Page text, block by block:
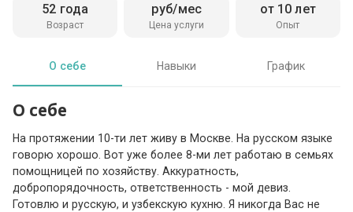
Возраст
52 года
Цена услуги
руб/мес
Опыт
от 10 лет
О себе Навыки График
О себе
На протяжении 10-ти лет живу в Москве. На русском языке
говорю хорошо. Вот уже более 8-ми лет работаю в семьях
помощницей по хозяйству. Аккуратность,
добропорядочность, ответственность - мой девиз.
Готовлю и русскую, и узбекскую кухню. Я никогда Вас не